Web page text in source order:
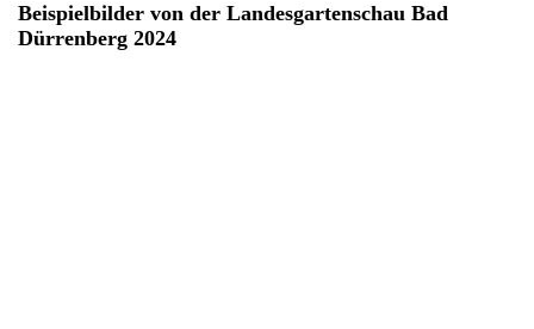
Beispielbilder von der Landesgartenschau Bad
Dürrenberg 2024